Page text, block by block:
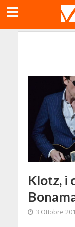
Klotz, i
3 Ottobre